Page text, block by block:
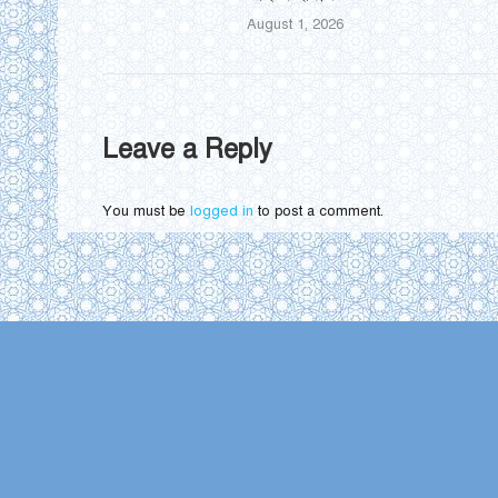
August 1, 2026
Leave a Reply
You must be logged in to post a comment.